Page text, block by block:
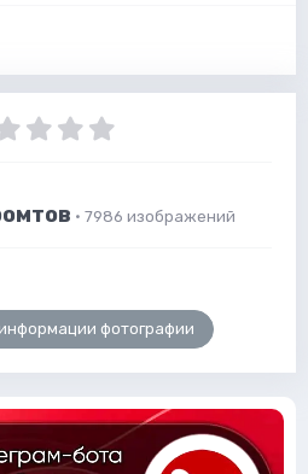
· 7986 изображений
фотографии